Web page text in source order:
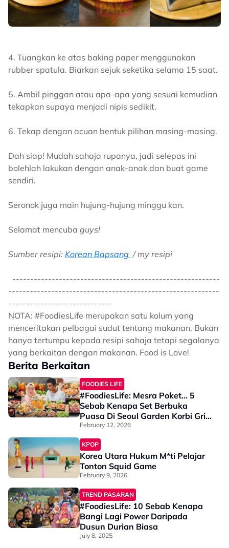
4. Tuangkan ke atas baking paper menggunakan
rubber spatula. Biarkan sejuk seketika selama 15 saat.
5. Ambil pinggan atau apa-apa yang sesuai kemudian
tekapkan supaya menjadi nipis sedikit.
6. Tekap dengan acuan bentuk pilihan masing-masing.
Dah siap! Mudah sahaja rupanya, jadi selepas ini
bolehlah lakukan dengan anak-anak dan buat game
sendiri.
Seronok juga main hujung-hujung minggu kan.
Selamat mencuba guys!
Sumber resipi: Korean Bapsang / my resipi
----------------------------------------------------------
-----------------------------------------------------------
-----------------------------
NOTA: #FoodiesLife merupakan satu kolum yang
menceritakan pelbagai sudut tentang makanan. Bukan
hanya tertumpu kepada resipi sahaja tetapi segalanya
yang berkaitan dengan makanan. Food is Love!
Berita Berkaitan
FOODIES LIFE
#FoodiesLife: Mesra Poket... 5
Sebab Kenapa Set Berbuka
Puasa Di Seoul Garden Korbi Grill
Wajib Dicuba Ramadan Ini
February 12, 2026
KPOP
Korea Utara Hukum M*ti Pelajar
Tonton Squid Game
February 9, 2026
TREND PASARAN
#FoodiesLife: 10 Sebab Kenapa
Bangi Lagi Power Daripada
Dusun Durian Biasa
July 8, 2025